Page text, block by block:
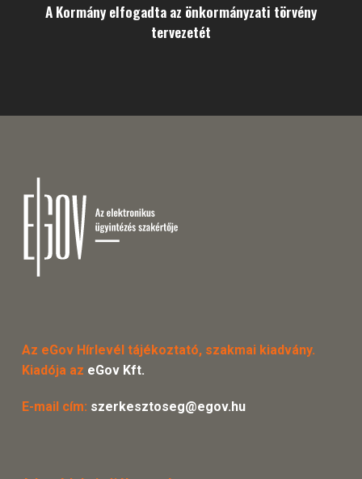
A Kormány elfogadta az önkormányzati törvény
tervezetét
Az eGov Hírlevél tájékoztató, szakmai kiadvány.
Kiadója az eGov Kft.
E-mail cím: szerkesztoseg@egov.hu